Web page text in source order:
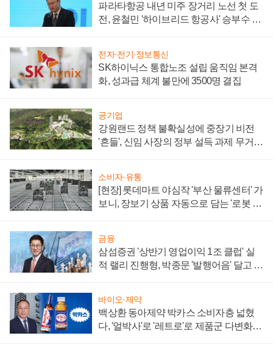
파라타항공 내년 미주 장거리 노선 첫 도
전, 윤철민 '하이브리드 항공사' 승부수 통
전자·전기·정보통신
SK하이닉스 통합노조 설립 움직임 본격
화, 성과급 체계 불만에 3500명 결집
공기업
강원랜드 정책 불확실성에 중장기 비전
'흔들', 신임 사장의 정부 설득 과제 무거워
소비자·유통
[현장] 롯데마트 야심작 '부산 물류센터' 가
보니, 장보기 상품 자동으로 담는 '로봇 40
금융
삼섬증권 '상반기 영업이익 1조 클럽' 실
적 랠리 진행형, 박종문 '발행어음' 달고 연
바이오·제약
백상환 동아제약 박카스 소비자층 넓혔
다, '얼박사'로 '레트로'로 제품군 다변화